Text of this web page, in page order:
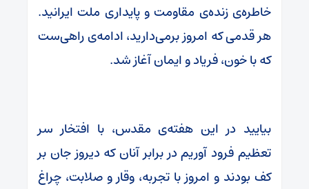
خاطره‌ی زنده‌ی مقاومت و پایداری‌ ملت ایرانید.
هر قدمی که امروز برمی‌دارید، ادامه‌ی راهی‌ست
که با خون، فریاد و ایمان آغاز شد.
بیایید در این هفته‌ی مقدس، با افتخار سر
تعظیم فرود آوریم در برابر آنان که دیروز جان بر
کف بودند و امروز با تجربه، وقار و صلابت، چراغ